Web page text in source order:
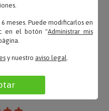
lo que estaba
meses. Puede modificarlos en
en el botón "Administrar mis
y nuestro aviso legal.